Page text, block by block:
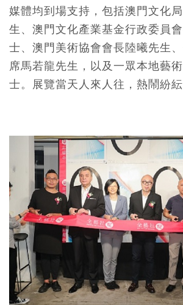
媒體均到場支持，包括澳門文化
生、澳門文化產業基金行政委員
士、澳門美術協會會長陸曦先生
席馬若龍先生，以及一眾本地藝
士。展覽當天人來人往，熱鬧紛紜